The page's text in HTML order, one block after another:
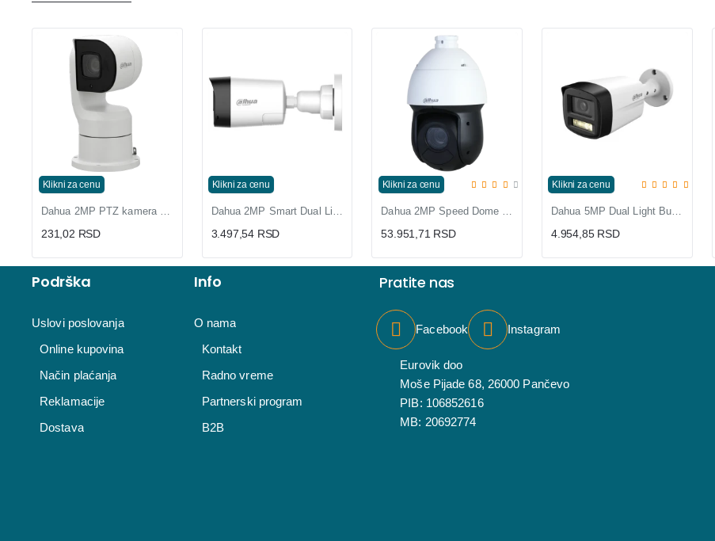
Klikni za cenu
231,02 RSD
Klikni za cenu
3.497,54 RSD
Klikni za cenu
53.951,71 RSD
Klikni za cenu
4.954,85 RSD
Podrška
Uslovi poslovanja
Online kupovina
Način plaćanja
Reklamacije
Dostava
Info
O nama
Kontakt
Radno vreme
Partnerski program
B2B
Pratite nas
Facebook Instagram
Eurovik doo
Moše Pijade 68, 26000 Pančevo
PIB: 106852616
MB: 20692774